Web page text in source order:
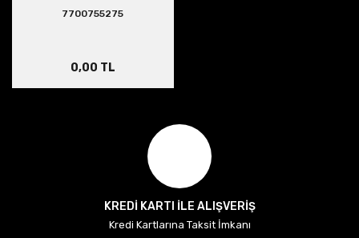
7700755275
0,00 TL
KREDİ KARTI İLE ALIŞVERİŞ
Kredi Kartlarına Taksit İmkanı